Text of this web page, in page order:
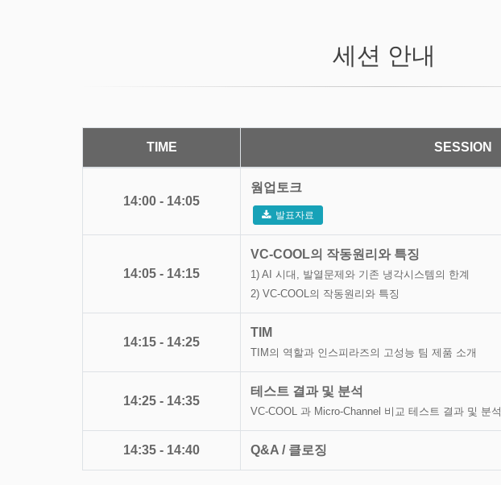
세션 안내
TIME SESSION
14:00 - 14:05
웜업토크
발표자료
14:05 - 14:15
VC-COOL의 작동원리와 특징
1) AI 시대, 발열문제와 기존 냉각시스템의 한계
2) VC-COOL의 작동원리와 특징
14:15 - 14:25
TIM
TIM의 역할과 인스피라즈의 고성능 팀 제품 소개
14:25 - 14:35
테스트 결과 및 분석
VC-COOL 과 Micro-Channel 비교 테스트 결과 및 분석
14:35 - 14:40 Q&A / 클로징